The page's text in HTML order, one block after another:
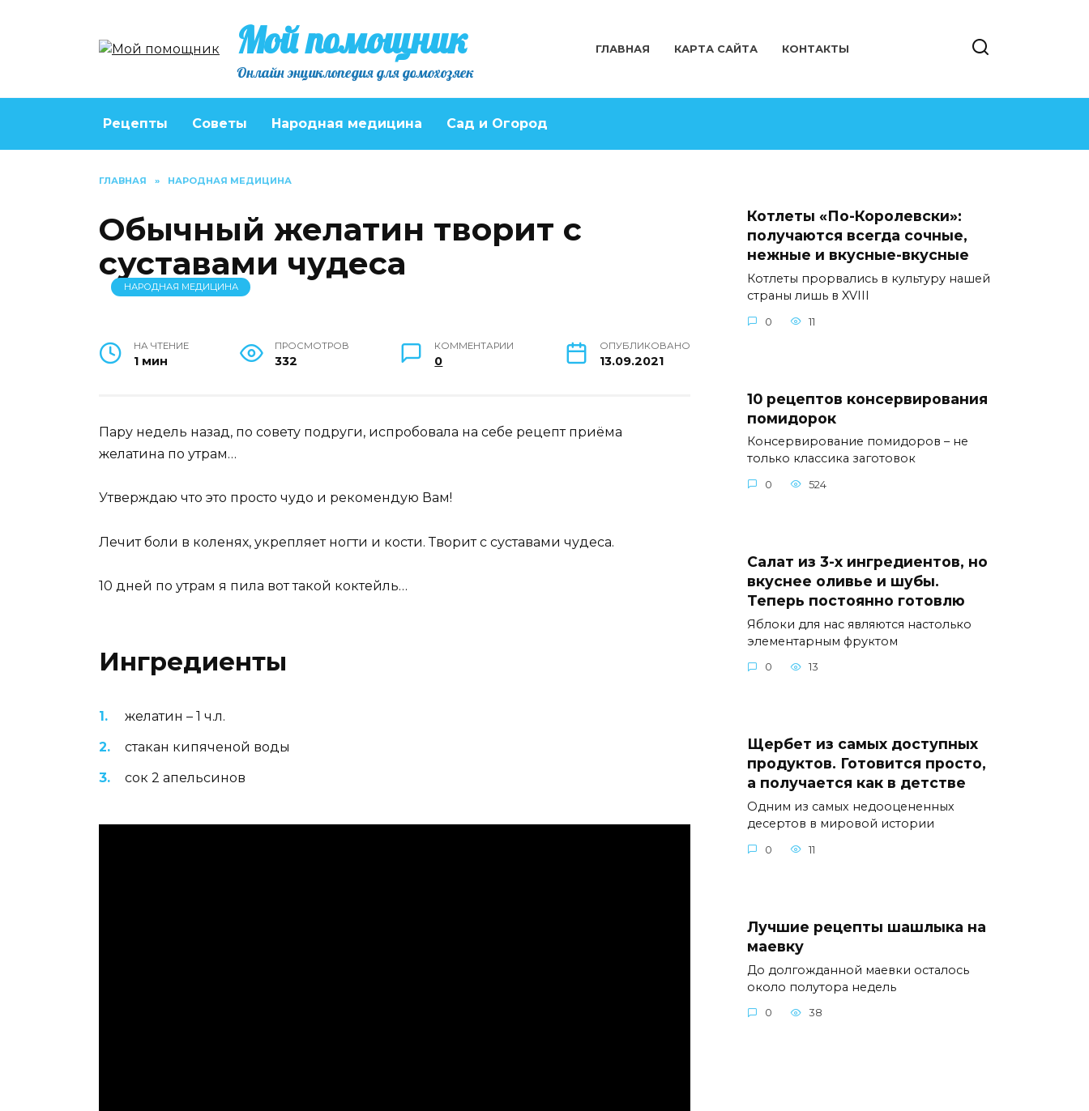
Мой помощник
Онлайн энциклопедия для домохозяек
ГЛАВНАЯ КАРТА САЙТА КОНТАКТЫ
Рецепты Советы Народная медицина Сад и Огород
ГЛАВНАЯ » НАРОДНАЯ МЕДИЦИНА
Обычный желатин творит с
суставами чудеса
НАРОДНАЯ МЕДИЦИНА
НА ЧТЕНИЕ
1 мин
ПРОСМОТРОВ
332
КОММЕНТАРИИ
0
ОПУБЛИКОВАНО
13.09.2021
Пару недель назад, по совету подруги, испробовала на себе рецепт приёма
желатина по утрам…
Утверждаю что это просто чудо и рекомендую Вам!
Лечит боли в коленях, укрепляет ногти и кости. Творит с суставами чудеса.
10 дней по утрам я пила вот такой коктейль…
Ингредиенты
желатин – 1 ч.л.
стакан кипяченой воды
сок 2 апельсинов
Котлеты «По-Королевски»:
получаются всегда сочные,
нежные и вкусные-вкусные
Котлеты прорвались в культуру нашей
страны лишь в XVIII
0 11
10 рецептов консервирования
помидорок
Консервирование помидоров – не
только классика заготовок
0 524
Салат из 3-х ингредиентов, но
вкуснее оливье и шубы.
Теперь постоянно готовлю
Яблоки для нас являются настолько
элементарным фруктом
0 13
Щербет из самых доступных
продуктов. Готовится просто,
а получается как в детстве
Одним из самых недооцененных
десертов в мировой истории
0 11
Лучшие рецепты шашлыка на
маевку
До долгожданной маевки осталось
около полутора недель
0 38